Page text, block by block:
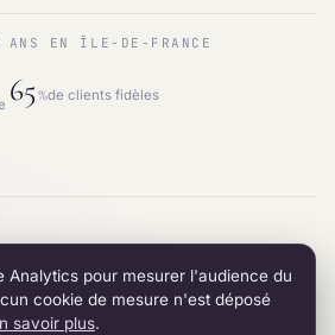
EN ÎLE-DE-FRANCE
65%de clients fidèles
· 95200 Sarcelles
RÉSEAU
LinkedIn
Analytics pour mesurer l'audience du
cookie de mesure n'est déposé
savoir plus.